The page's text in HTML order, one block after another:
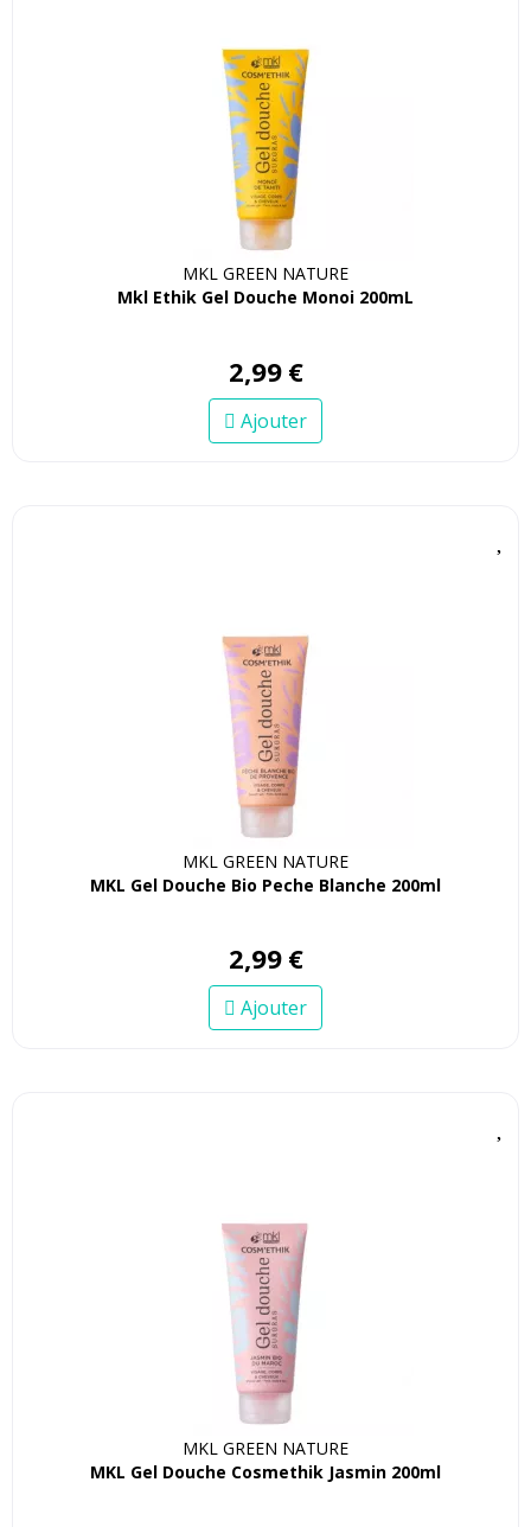
MKL GREEN NATURE
Mkl Ethik Gel Douche Monoi 200mL
2,99 €
Ajouter
MKL GREEN NATURE
MKL Gel Douche Bio Peche Blanche 200ml
2,99 €
Ajouter
MKL GREEN NATURE
MKL Gel Douche Cosmethik Jasmin 200ml